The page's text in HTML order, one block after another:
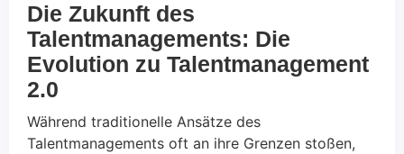
Die Zukunft des
Talentmanagements: Die
Evolution zu Talentmanagement
2.0
Während traditionelle Ansätze des
Talentmanagements oft an ihre Grenzen stoßen,